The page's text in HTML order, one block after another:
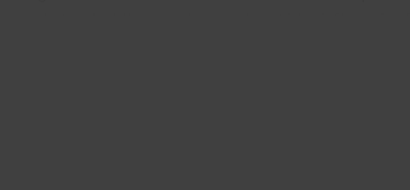
ekstra holdbar og har en levetid på flere år.